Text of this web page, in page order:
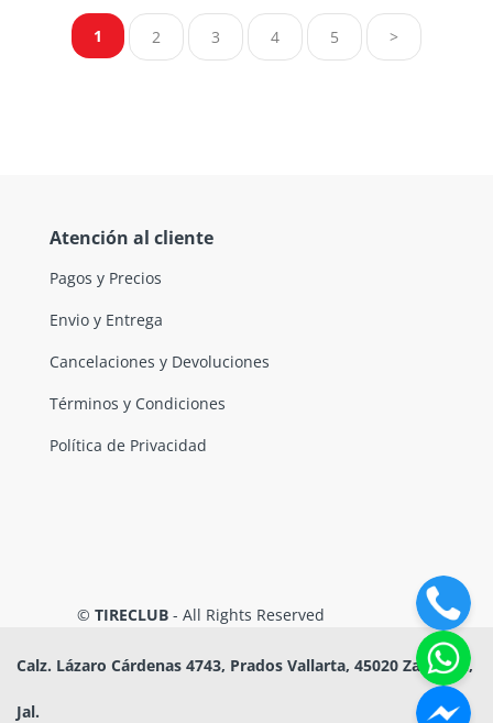
1 2 3 4 5 >
Atención al cliente
Pagos y Precios
Envio y Entrega
Cancelaciones y Devoluciones
Términos y Condiciones
Política de Privacidad
© TIRECLUB - All Rights Reserved
Calz. Lázaro Cárdenas 4743, Prados Vallarta, 45020 Zapopan,
Jal.